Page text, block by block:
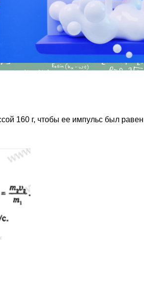
160 г, чтобы ее импульс был